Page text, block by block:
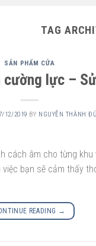
TAG
SẢN PHẨM CỬA
lực –
12/2019 BY NGUYỄN THÀNH
âm cho từng
bạn sẽ cảm thấy
READING →